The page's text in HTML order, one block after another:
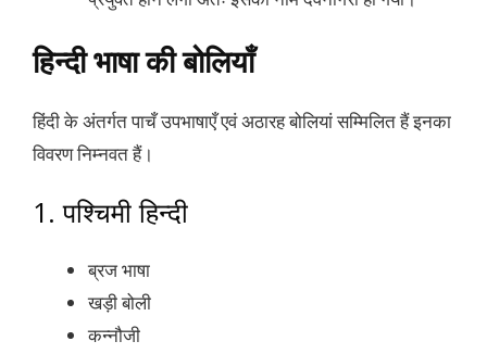
हिन्दी भाषा की बोलियाँ
हिंदी के अंतर्गत पाचँ उपभाषाएँ एवं अठारह बोलियां सम्मिलित हैं इनका
विवरण निम्नवत हैं।
1. पश्चिमी हिन्दी
ब्रज भाषा
खड़ी बोली
कन्नौजी